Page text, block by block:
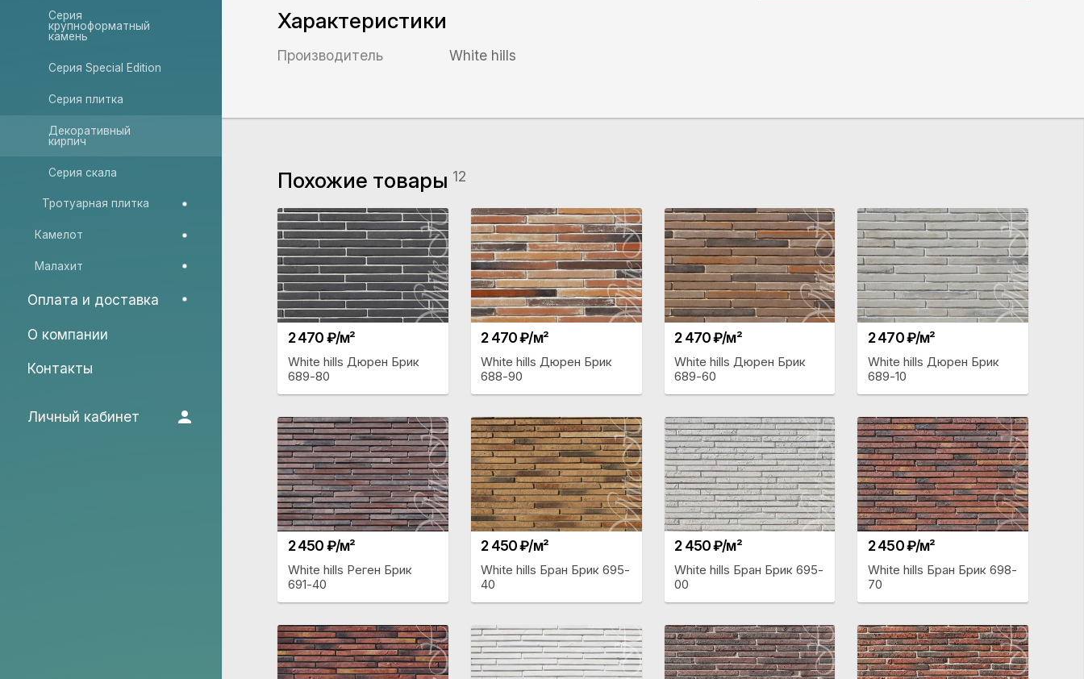
Характеристики
Производитель White hills
Похожие товары 12
2 470 ₽/м²
White hills Дюрен Брик
689-80
2 470 ₽/м²
White hills Дюрен Брик
688-90
2 470 ₽/м²
White hills Дюрен Брик
689-60
2 470 ₽/м²
White hills Дюрен Брик
689-10
2 450 ₽/м²
White hills Реген Брик
691-40
2 450 ₽/м²
White hills Бран Брик 695-
40
2 450 ₽/м²
White hills Бран Брик 695-
00
2 450 ₽/м²
White hills Бран Брик 698-
70
Серия
крупноформатный
камень
Серия Special Edition
Серия плитка
Декоративный
кирпич
Серия скала
Тротуарная плитка
Камелот
Малахит
Оплата и доставка
О компании
Контакты
Личный кабинет